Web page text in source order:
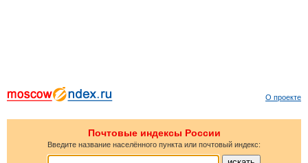
О проекте
Почтовые индексы России
Введите название населённого пункта или почтовый индекс: